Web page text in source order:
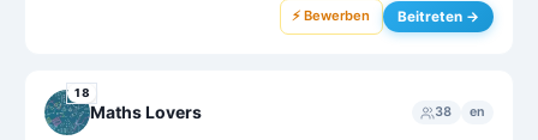
⚡ Bewerben Beitreten →
18
Maths Lovers 38 en